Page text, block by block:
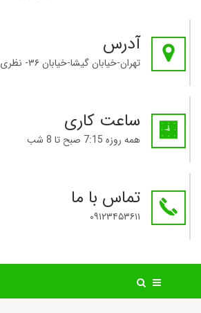
آدرس
تهران-خیابان گیشا-خیابان ۳۶- نظری عارف
ساعت کاری
همه روزه 7:15 صبح تا 8 شب
تماس با ما
۰۹۱۲۳۴۵۳۶۱۱